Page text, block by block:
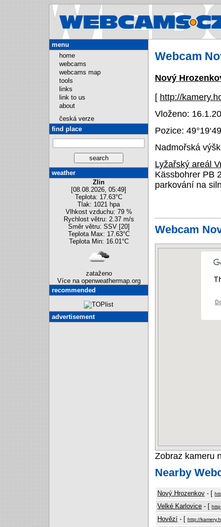
Webcam
Nový
[ http://
Vloženo:
Pozice:
Nadmořská
Lyžařský areál
Kässbohrer PB
parkování na
Webcam
Zobraz kameru
Nearby
Nový Hrozenkov - [
Velké Karlovice - [
Hovězí - [ http://
menu
home
webcams
webcams map
tools
links
link to us
about
česká verze
find place
weather
Zlin
[08.08.2026, 05:49]
Teplota: 17.63°C
Tlak: 1021 hpa
Vlhkost vzduchu: 79 %
Rychlost větru: 2.37 m/s
Směr větru: SSV [20]
Teplota Max: 17.63°C
Teplota Min: 16.01°C
zataženo
Více na openweathermap.org
recommended
advertisement